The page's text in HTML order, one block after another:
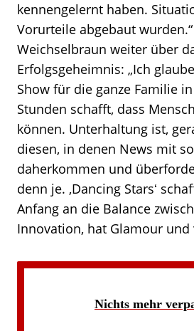
kennengelernt haben.
Vorurteile abgebaut
Weichselbraun weiter über
Erfolgsgeheimnis: „Ich
Show für die ganze Familie
Stunden schafft, dass
können. Unterhaltung ist,
diesen, in denen News mit
daherkommen und
denn je. ‚Dancing Starsʻ
Anfang an die Balance
Innovation, hat Glamour und
Nichts mehr